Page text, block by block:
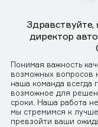
Здравствуйте,
директор
Понимая важность
возможных вопросов
наша команда всегда
возможное для
сроки. Наша работа
мы стремимся к
превзойти ваши